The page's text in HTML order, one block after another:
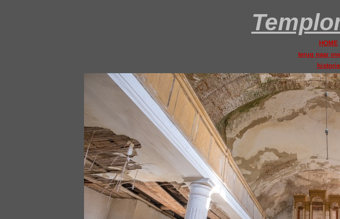
HOME
terug naar
historie